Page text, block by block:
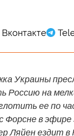
Украины
Россию на
ее по
Форсне в эфире
Ляйен ездит в